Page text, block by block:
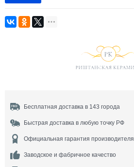
Бесплатная доставка в 143 города
Быстрая доставка в любую точку РФ
Официальная гарантия производителя
Заводское и фабричное качество